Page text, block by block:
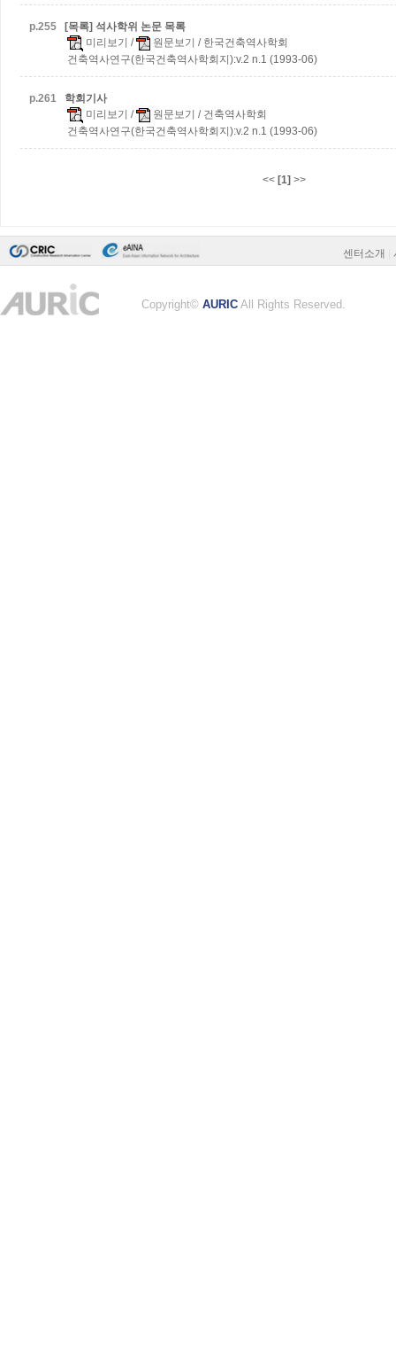
p.255
[목록] 석사학위 논문 목록
미리보기 / 원문보기 / 한국건축역사학회
건축역사연구(한국건축역사학회지):v.2 n.1 (1993-06)
p.261
학회기사
미리보기 / 원문보기 / 건축역사학회
건축역사연구(한국건축역사학회지):v.2 n.1 (1993-06)
<< [1] >>
센터소개
Copyright© AURIC All Rights Reserved.